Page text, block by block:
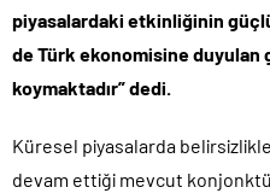
piyasalardaki etkinliğinin
de Türk ekonomisine duyulan
koymaktadır” dedi.
Küresel piyasalarda
devam ettiği mevcut